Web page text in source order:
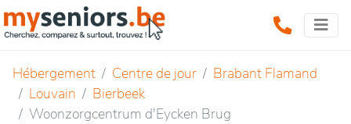
Hébergement Centre de jour
Brabant Flamand
Louvain
Bierbeek
Woonzorgcentrum d'Eycken Brug